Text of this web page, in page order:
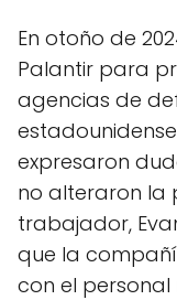
En otoño de
Palantir para
agencias de
expresaron
no alteraron la
trabajador,
que la
con el